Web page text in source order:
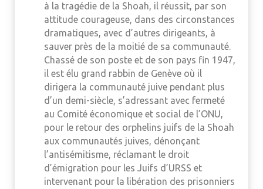
à la tragédie de la Shoah, il réussit, par son
attitude courageuse, dans des circonstances
dramatiques, avec d’autres dirigeants, à
sauver près de la moitié de sa communauté.
Chassé de son poste et de son pays fin 1947,
il est élu grand rabbin de Genève où il
dirigera la communauté juive pendant plus
d’un demi-siècle, s’adressant avec fermeté
au Comité économique et social de l’ONU,
pour le retour des orphelins juifs de la Shoah
aux communautés juives, dénonçant
l’antisémitisme, réclamant le droit
d’émigration pour les Juifs d’URSS et
intervenant pour la libération des prisonniers